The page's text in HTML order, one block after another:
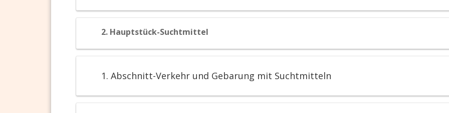
t
o
e
u
d
u
e
t
s
g
l
e
n
n
e
m
i
V
r
f
t
n
v
i
m
i
n
i
s
n
b
e
t
p
4
2. Hauptstück-Suchtmittel
1. Abschnitt-Verkehr und Gebarung mit Suchtmitteln